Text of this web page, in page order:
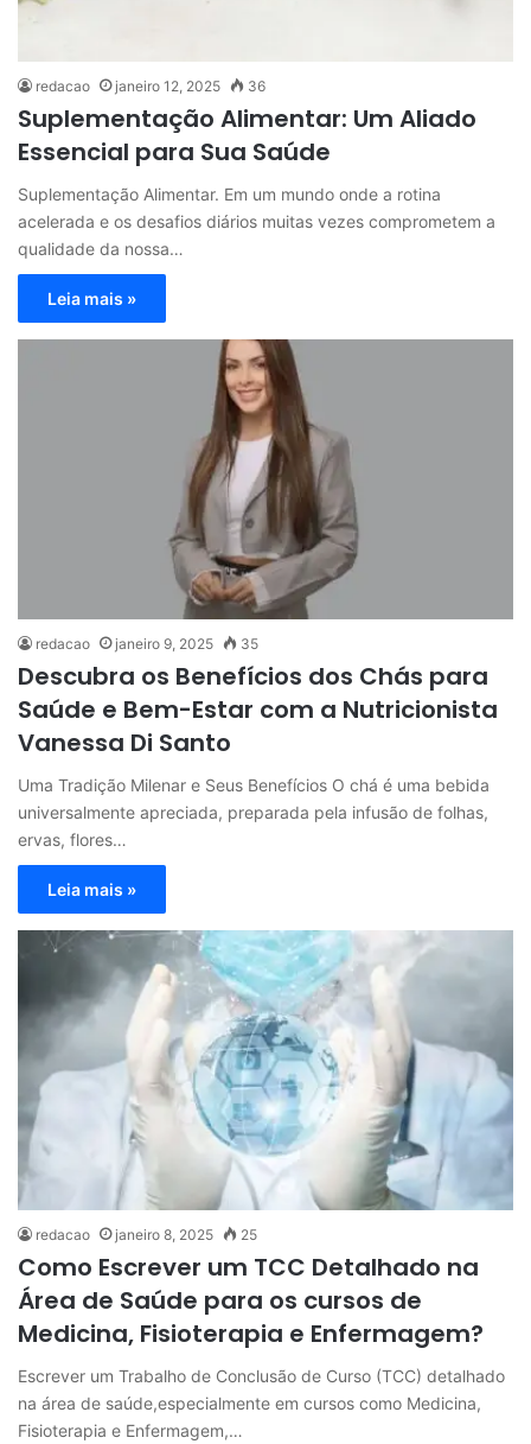
redacao janeiro 12, 2025 36
Suplementação Alimentar: Um Aliado
Essencial para Sua Saúde
Suplementação Alimentar. Em um mundo onde a rotina
acelerada e os desafios diários muitas vezes comprometem a
qualidade da nossa…
Leia mais »
redacao janeiro 9, 2025 35
Descubra os Benefícios dos Chás para
Saúde e Bem-Estar com a Nutricionista
Vanessa Di Santo
Uma Tradição Milenar e Seus Benefícios O chá é uma bebida
universalmente apreciada, preparada pela infusão de folhas,
ervas, flores…
Leia mais »
redacao janeiro 8, 2025 25
Como Escrever um TCC Detalhado na
Área de Saúde para os cursos de
Medicina, Fisioterapia e Enfermagem?
Escrever um Trabalho de Conclusão de Curso (TCC) detalhado
na área de saúde,especialmente em cursos como Medicina,
Fisioterapia e Enfermagem,…